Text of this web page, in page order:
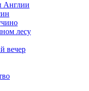
Англии
лесу
вечер